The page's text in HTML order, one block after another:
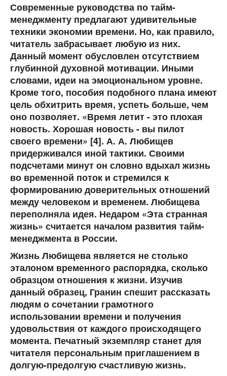
Современные руководства по тайм-
менеджменту предлагают удивительные
техники экономии времени. Но, как правило,
читатель забрасывает любую из них.
Данный момент обусловлен отсутствием
глубинной духовной мотивации. Иными
словами, идеи на эмоциональном уровне.
Кроме того, пособия подобного плана имеют
цель обхитрить время, успеть больше, чем
оно позволяет. «Время летит - это плохая
новость. Хорошая новость - вы пилот
своего времени» [4]. А. А. Любищев
придерживался иной тактики. Своими
подсчетами минут он словно вдыхал жизнь
во временной поток и стремился к
формированию доверительных отношений
между человеком и временем. Любищева
переполняла идея. Недаром «Эта странная
жизнь» считается началом развития тайм-
менеджмента в России.
Жизнь Любищева является не столько
эталоном временного распорядка, сколько
образцом отношения к жизни. Изучив
данный образец, Гранин спешит рассказать
людям о сочетании грамотного
использовании времени и получения
удовольствия от каждого происходящего
момента. Печатный экземпляр станет для
читателя персональным приглашением в
долгую-предолгую счастливую жизнь.